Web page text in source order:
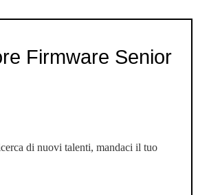
Firmware Senior
di nuovi talenti, mandaci il tuo